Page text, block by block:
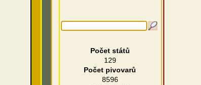
Počet států
129
Počet pivovarů
8596